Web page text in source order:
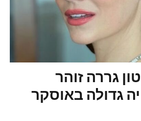
גררה זוהר
גדולה באוסקר